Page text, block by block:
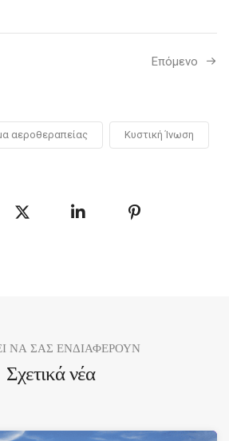
Επόμενο
αεροθεραπείας Κυστική Ίνωση
ΝΑ ΣΑΣ ΕΝΔΙΑΦΕΡΟΥΝ
Σχετικά νέα